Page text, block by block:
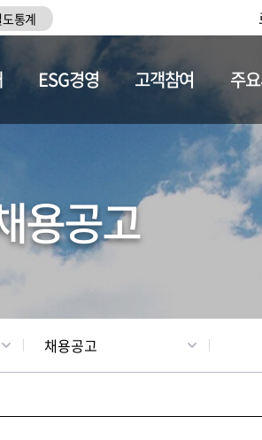
통계
채용정보
ESG경영 고객참여 주
용공고
채용공고